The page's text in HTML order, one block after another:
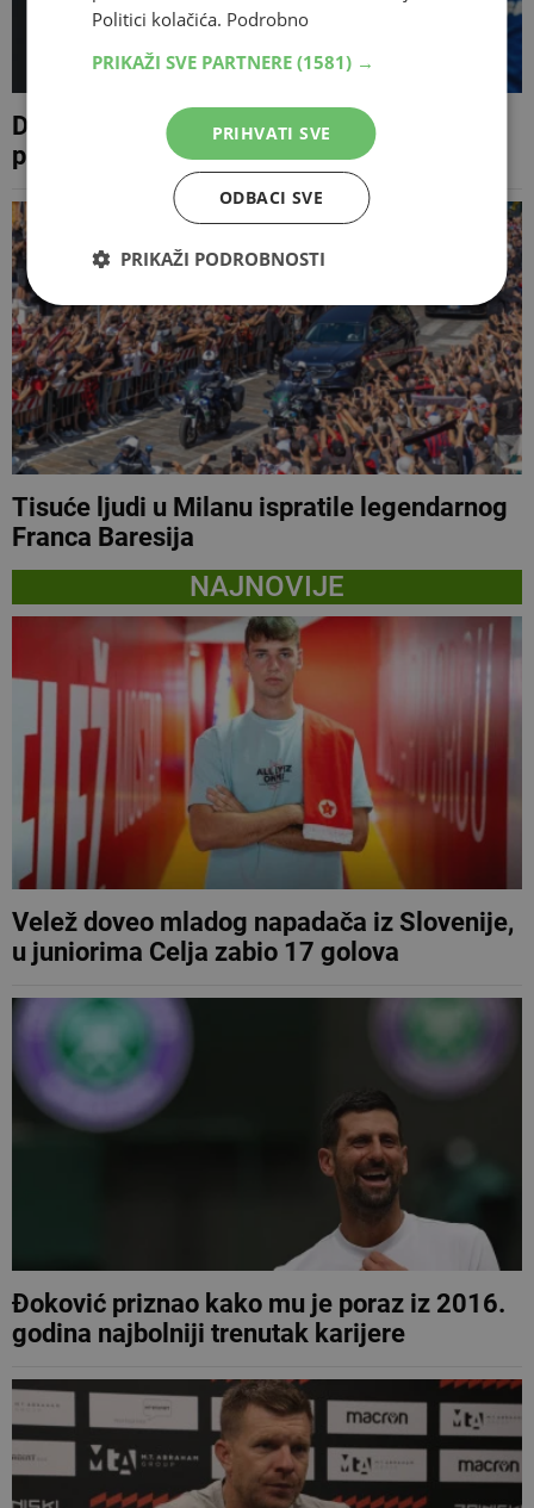
Dinamo pregazio Litavce s 5:0 i zakoračio
prema doigravanju Lige prvaka
Tisuće ljudi u Milanu ispratile legendarnog
Franca Baresija
NAJNOVIJE
Velež doveo mladog napadača iz Slovenije,
u juniorima Celja zabio 17 golova
Đoković priznao kako mu je poraz iz 2016.
godina najbolniji trenutak karijere
Politici kolačića. Podrobno
PRIKAŽI SVE PARTNERE (1581) →
PRIHVATI SVE
ODBACI SVE
PRIKAŽI PODROBNOSTI